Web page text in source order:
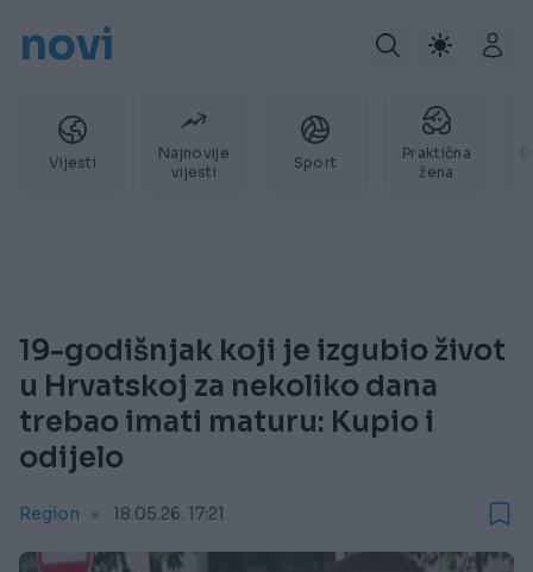
novi
Vijesti
Najnovije
vijesti
Sport
Praktična
žena
19-godišnjak koji je izgubio život
u Hrvatskoj za nekoliko dana
trebao imati maturu: Kupio i
odijelo
Region 18.05.26. 17:21